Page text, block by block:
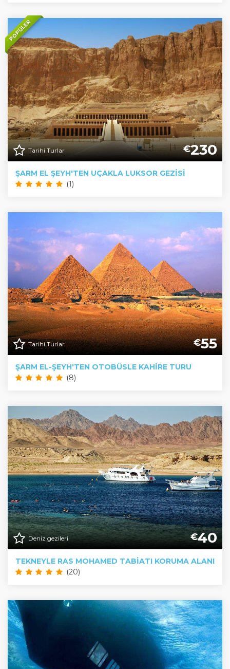
POPÜLER
Tarihi Turlar €230
ŞARM EL ŞEYH'TEN UÇAKLA LUKSOR GEZISI
(1)
Tarihi Turlar €55
ŞARM EL-ŞEYH'TEN OTOBÜSLE KAHIRE TURU
(8)
Deniz gezileri €40
TEKNEYLE RAS MOHAMED TABIATI KORUMA ALANI
(20)